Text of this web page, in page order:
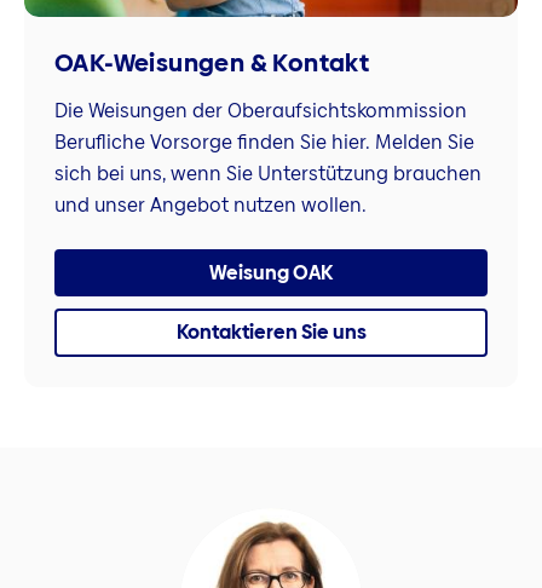
OAK-Weisungen & Kontakt
Die Weisungen der Oberaufsichtskommission
Berufliche Vorsorge finden Sie hier. Melden Sie
sich bei uns, wenn Sie Unterstützung brauchen
und unser Angebot nutzen wollen.
Weisung OAK
Kontaktieren Sie uns